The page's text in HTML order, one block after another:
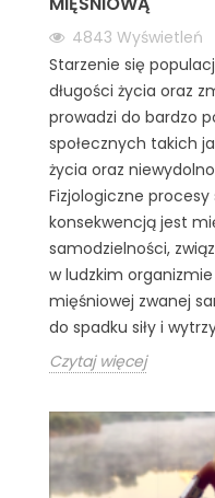
4843 Wyświetleń
Starzenie się
długości życia oraz
prowadzi do bardzo
społecznych takich
życia oraz
Fizjologiczne
konsekwencją jest
samodzielności,
w ludzkim
mięśniowej zwanej
do spadku siły i
Czytaj więcej